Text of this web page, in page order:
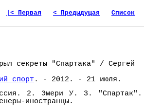
|< Первая < Предыдущая Список
секреты "Спартака" / Сергей
спорт . - 2012. - 21 июля.
2. Эмери У. 3.
иностранцы.